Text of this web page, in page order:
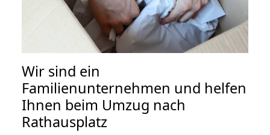
Wir sind ein
Familienunternehmen und helfen
Ihnen beim Umzug nach
Rathausplatz